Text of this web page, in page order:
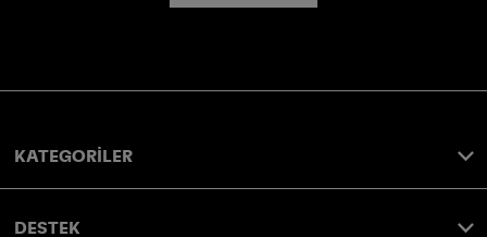
KATEGORİLER
DESTEK